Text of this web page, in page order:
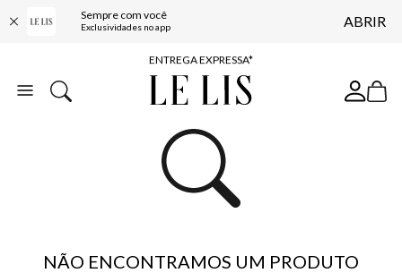
Sempre com você
Exclusividades no app ABRIR
COMPRE ONLINE E RETIRE EM LOJA*
ENTREGA EXPRESSA*
FRETE GRÁTIS*
10% OFF NA PRIMEIRA COMPRA*
NÃO ENCONTRAMOS UM PRODUTO